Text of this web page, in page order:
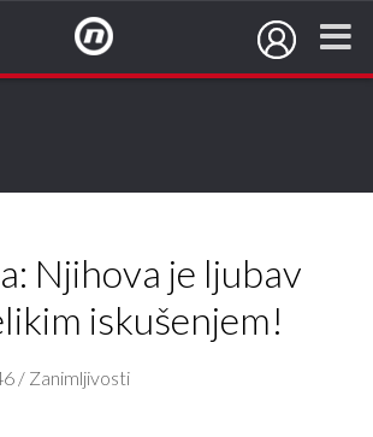
Njihova je ljubav
iskušenjem!
/ Zanimljivosti